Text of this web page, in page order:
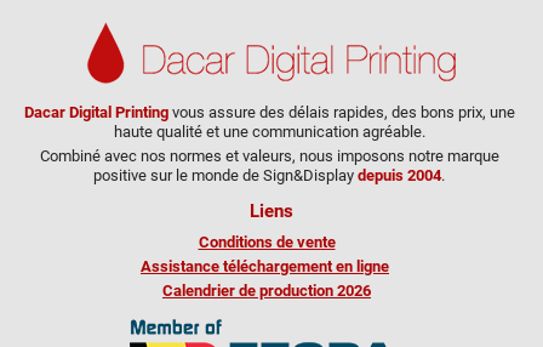
Dacar Digital Printingvous assure des délais rapides, des bons prix, une
haute qualité et une communication agréable.
Combiné avec nos normes et valeurs, nous imposons notre marque
positive sur le monde de Sign&Display depuis 2004.
Liens
Conditions de vente
Assistance téléchargement en ligne
Calendrier de production 2026